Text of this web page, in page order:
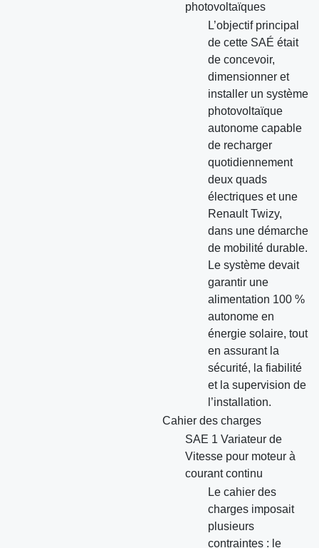
photovoltaïques
L’objectif principal
de cette SAÉ était
de concevoir,
dimensionner et
installer un système
photovoltaïque
autonome capable
de recharger
quotidiennement
deux quads
électriques et une
Renault Twizy,
dans une démarche
de mobilité durable.
Le système devait
garantir une
alimentation 100 %
autonome en
énergie solaire, tout
en assurant la
sécurité, la fiabilité
et la supervision de
l’installation.
Cahier des charges
SAE 1 Variateur de
Vitesse pour moteur à
courant continu
Le cahier des
charges imposait
plusieurs
contraintes : le